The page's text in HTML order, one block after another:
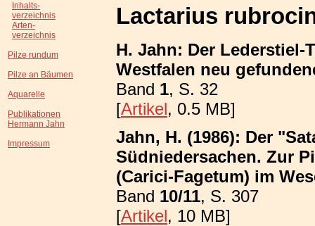
Inhalts-
verzeichnis
Arten-
verzeichnis
Pilze rundum
Pilze an Bäumen
Aquarelle
Publikationen
Hermann Jahn
Impressum
Lactarius
H. Jahn: Der
Westfalen neu
Band 1, S. 32
[Artikel, 0.5 MB]
Jahn, H. (1986): Der
Südniedersachen. Zur
(Carici-Fagetum) im
Band 10/11, S. 307
[Artikel, 10 MB]